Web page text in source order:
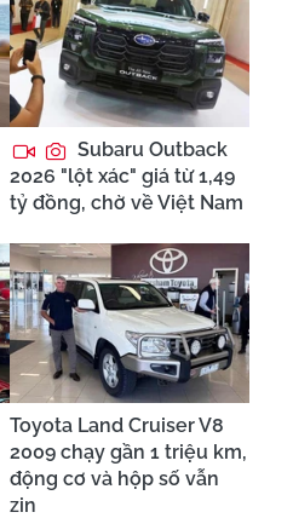
Subaru Outback
2026 "lột xác" giá từ 1,49
tỷ đồng, chờ về Việt Nam
Toyota Land Cruiser V8
2009 chạy gần 1 triệu km,
động cơ và hộp số vẫn
zin